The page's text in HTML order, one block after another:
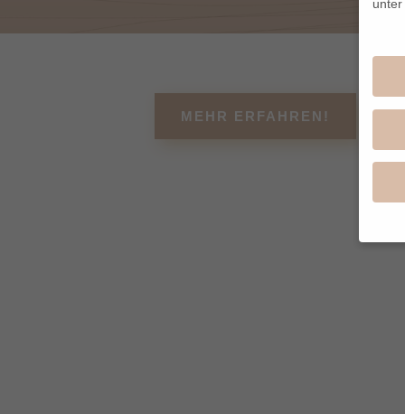
MEHR ERFAHREN!
unter